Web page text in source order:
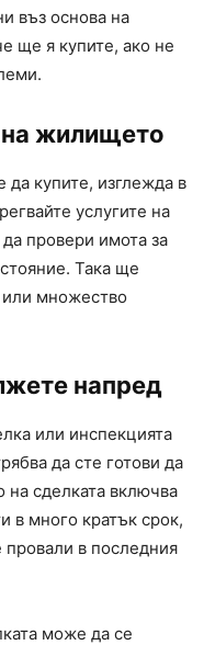
въз основа на
ще я купите, ако не
на жилището
купите, изглежда в
услугите на
провери имота за
Така ще
или множество
напред
или инспекцията
да сте готови да
сделката включва
в много кратък срок,
провали в последния
може да се